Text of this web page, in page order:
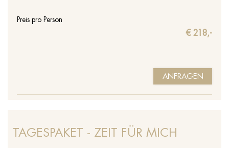
Preis pro Person
€ 218,-
ANFRAGEN
TAGESPAKET - ZEIT FÜR MICH